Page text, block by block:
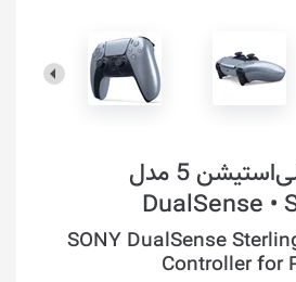
گیم‌پد بی‌سیم پلی‌استیشن 5 مدل
DualSense •
SONY DualSense
Controller for